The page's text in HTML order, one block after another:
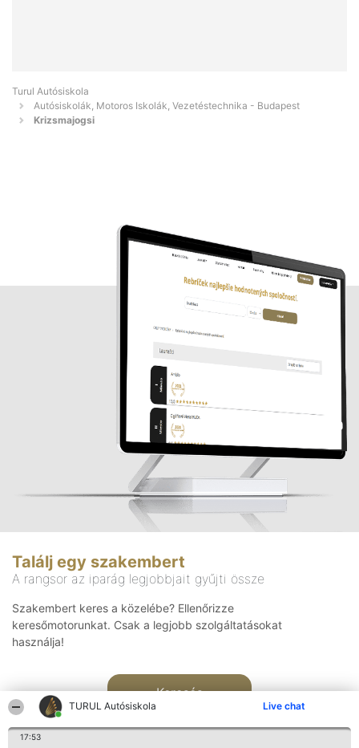
TURUL Autósiskola Live chat
17:53
Turul Autósiskola
Autósiskolák, Motoros Iskolák, Vezetéstechnika - Budapest
Krizsmajogsi
Találj egy szakembert
A rangsor az iparág legjobbjait gyűjti össze
Szakembert keres a közelébe? Ellenőrizze
keresőmotorunkat. Csak a legjobb szolgáltatásokat
használja!
Keresés